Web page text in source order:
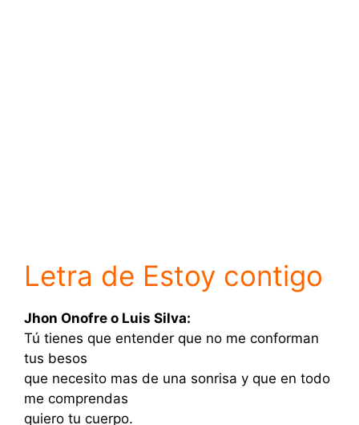
Letra de Estoy contigo
Jhon Onofre o Luis Silva:
Tú tienes que entender que no me conforman
tus besos
que necesito mas de una sonrisa y que en todo
me comprendas
quiero tu cuerpo.